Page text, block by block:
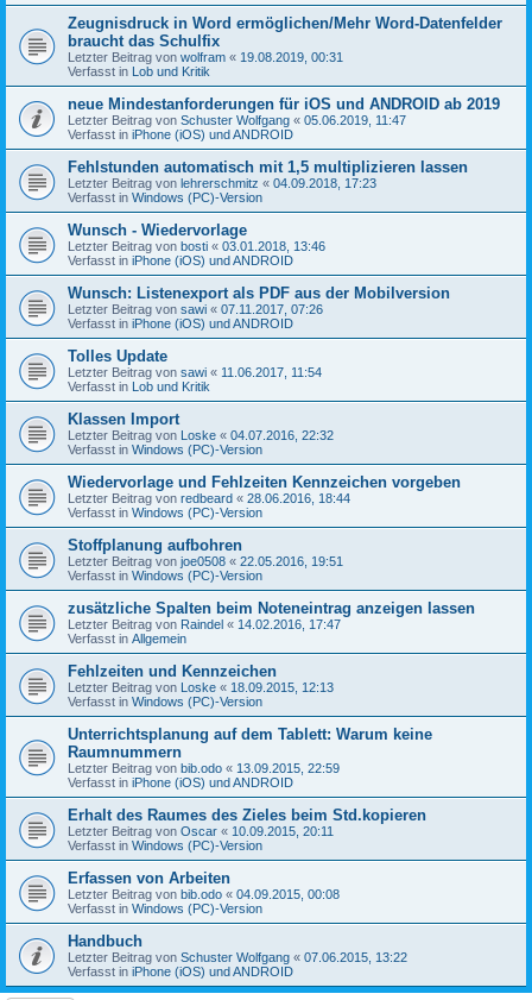
Zeugnisdruck in Word ermöglichen/Mehr Word-Datenfelder
braucht das Schulfix
Letzter Beitrag von wolfram « 19.08.2019, 00:31
Verfasst in Lob und Kritik
neue Mindestanforderungen für iOS und ANDROID ab 2019
Letzter Beitrag von Schuster Wolfgang « 05.06.2019, 11:47
Verfasst in iPhone (iOS) und ANDROID
Fehlstunden automatisch mit 1,5 multiplizieren lassen
Letzter Beitrag von lehrerschmitz « 04.09.2018, 17:23
Verfasst in Windows (PC)-Version
Wunsch - Wiedervorlage
Letzter Beitrag von bosti « 03.01.2018, 13:46
Verfasst in iPhone (iOS) und ANDROID
Wunsch: Listenexport als PDF aus der Mobilversion
Letzter Beitrag von sawi « 07.11.2017, 07:26
Verfasst in iPhone (iOS) und ANDROID
Tolles Update
Letzter Beitrag von sawi « 11.06.2017, 11:54
Verfasst in Lob und Kritik
Klassen Import
Letzter Beitrag von Loske « 04.07.2016, 22:32
Verfasst in Windows (PC)-Version
Wiedervorlage und Fehlzeiten Kennzeichen vorgeben
Letzter Beitrag von redbeard « 28.06.2016, 18:44
Verfasst in Windows (PC)-Version
Stoffplanung aufbohren
Letzter Beitrag von joe0508 « 22.05.2016, 19:51
Verfasst in Windows (PC)-Version
zusätzliche Spalten beim Noteneintrag anzeigen lassen
Letzter Beitrag von Raindel « 14.02.2016, 17:47
Verfasst in Allgemein
Fehlzeiten und Kennzeichen
Letzter Beitrag von Loske « 18.09.2015, 12:13
Verfasst in Windows (PC)-Version
Unterrichtsplanung auf dem Tablett: Warum keine
Raumnummern
Letzter Beitrag von bib.odo « 13.09.2015, 22:59
Verfasst in iPhone (iOS) und ANDROID
Erhalt des Raumes des Zieles beim Std.kopieren
Letzter Beitrag von Oscar « 10.09.2015, 20:11
Verfasst in Windows (PC)-Version
Erfassen von Arbeiten
Letzter Beitrag von bib.odo « 04.09.2015, 00:08
Verfasst in Windows (PC)-Version
Handbuch
Letzter Beitrag von Schuster Wolfgang « 07.06.2015, 13:22
Verfasst in iPhone (iOS) und ANDROID